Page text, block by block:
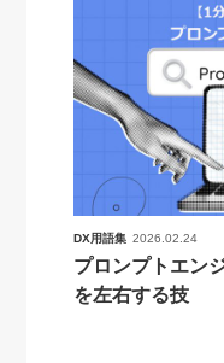
DX用語集 2026.02.24
プロンプトエン
を左右する技